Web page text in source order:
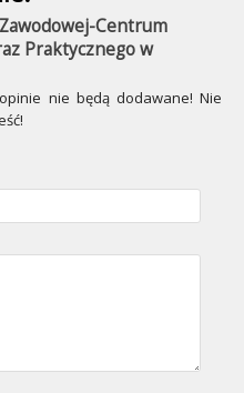
Centrum
Praktycznego w
nie będą dodawane! Nie